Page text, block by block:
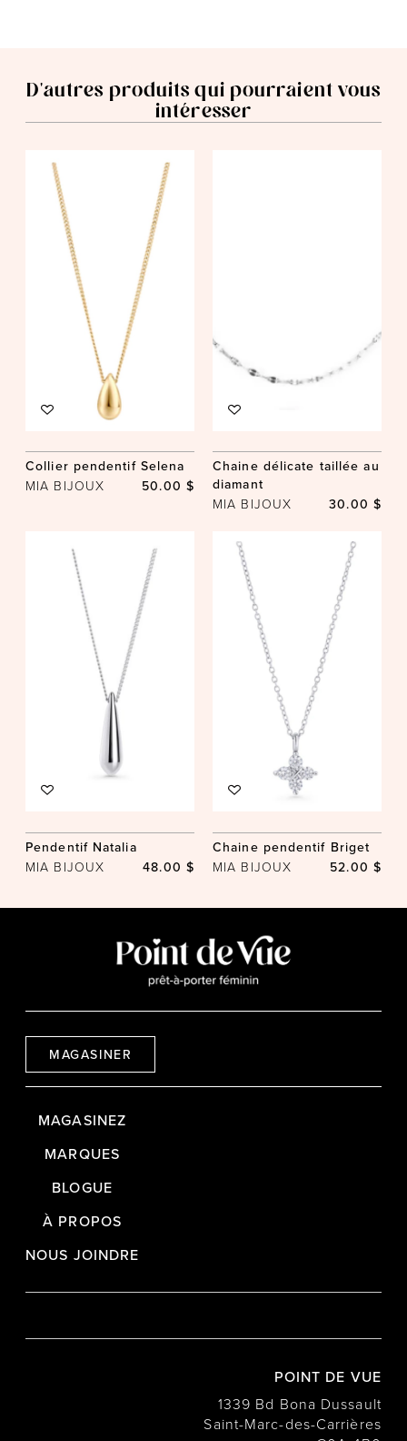
D'autres produits qui pourraient vous
intéresser
Collier pendentif Selena
MIA BIJOUX 50.00 $
Chaine délicate taillée au
diamant
MIA BIJOUX 30.00 $
Pendentif Natalia
MIA BIJOUX 48.00 $
Chaine pendentif Briget
MIA BIJOUX 52.00 $
MAGASINER
MAGASINEZ
MARQUES
BLOGUE
À PROPOS
NOUS JOINDRE
POINT DE VUE
1339 Bd Bona Dussault
Saint-Marc-des-Carrières